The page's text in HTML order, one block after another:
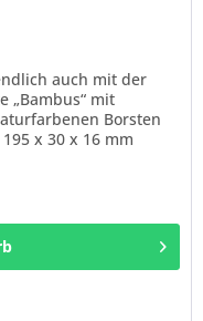
auch mit der
„Bambus“ mit
Borsten
x 30 x 16 mm